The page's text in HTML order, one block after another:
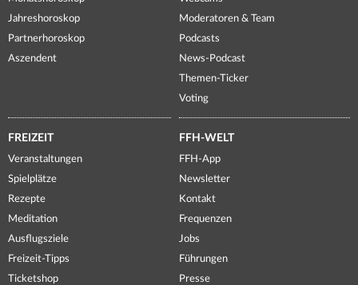
Jahreshoroskop
Partnerhoroskop
Aszendent
Moderatoren & Team
Podcasts
News-Podcast
Themen-Ticker
Voting
FREIZEIT
Veranstaltungen
Spielplätze
Rezepte
Meditation
Ausflugsziele
Freizeit-Tipps
Ticketshop
FFH-WELT
FFH-App
Newsletter
Kontakt
Frequenzen
Jobs
Führungen
Presse